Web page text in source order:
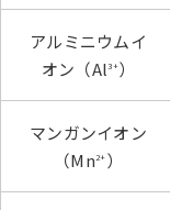
アルミニウムイ
オン（Al3+）
マンガンイオン
（Mn2+）